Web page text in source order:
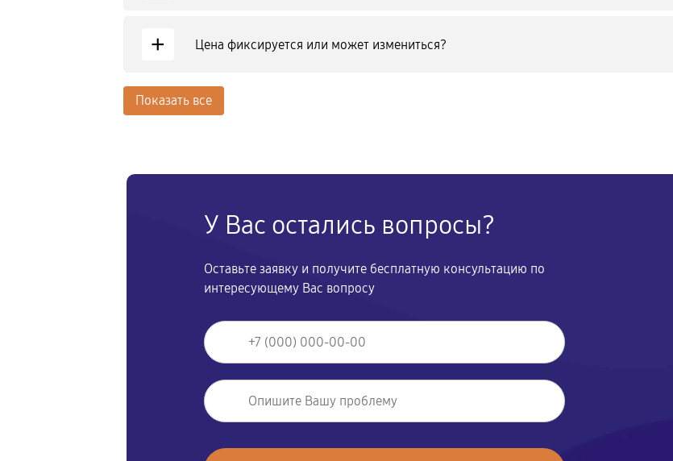
+ Цена фиксируется или может измениться?
Показать все
У Вас остались вопросы?
Оставьте заявку и получите бесплатную консультацию по
интересующему Вас вопросу